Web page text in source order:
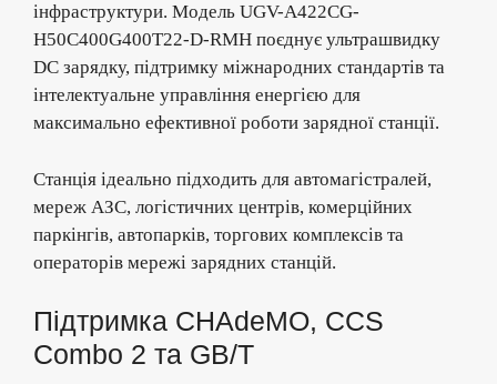
інфраструктури. Модель UGV-A422CG-
H50C400G400T22-D-RMH поєднує ультрашвидку
DC зарядку, підтримку міжнародних стандартів та
інтелектуальне управління енергією для
максимально ефективної роботи зарядної станції.
Станція ідеально підходить для автомагістралей,
мереж АЗС, логістичних центрів, комерційних
паркінгів, автопарків, торгових комплексів та
операторів мережі зарядних станцій.
Підтримка CHAdeMO, CCS
Combo 2 та GB/T